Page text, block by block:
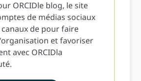
ORCIDle blog, le site
de médias sociaux
de pour faire
et favoriser
avec ORCIDla